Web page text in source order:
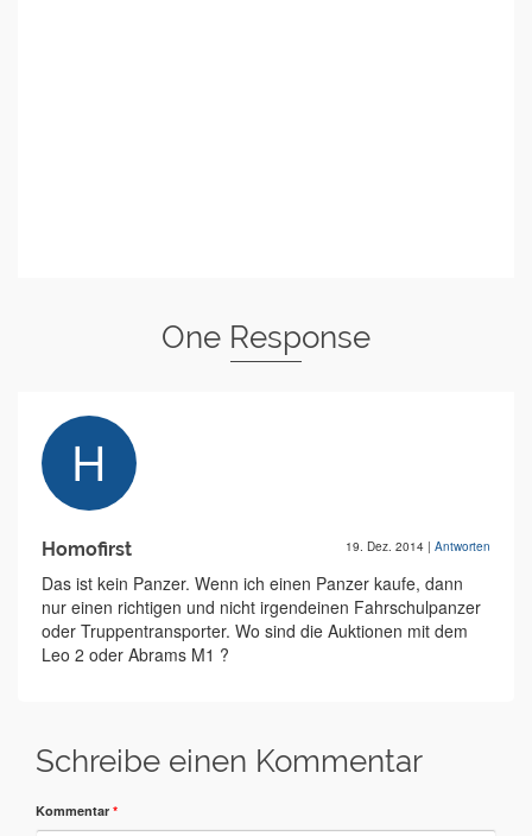
One Response
Homofirst 19. Dez. 2014 | Antworten
Das ist kein Panzer. Wenn ich einen Panzer kaufe, dann
nur einen richtigen und nicht irgendeinen Fahrschulpanzer
oder Truppentransporter. Wo sind die Auktionen mit dem
Leo 2 oder Abrams M1 ?
Schreibe einen Kommentar
Kommentar *